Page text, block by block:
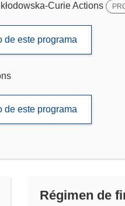
Curie Actions
de este programa
de este programa
Régimen de